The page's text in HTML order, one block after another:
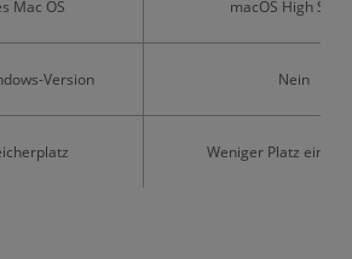
Mac OS macOS High
Version Nein
Weniger Platz